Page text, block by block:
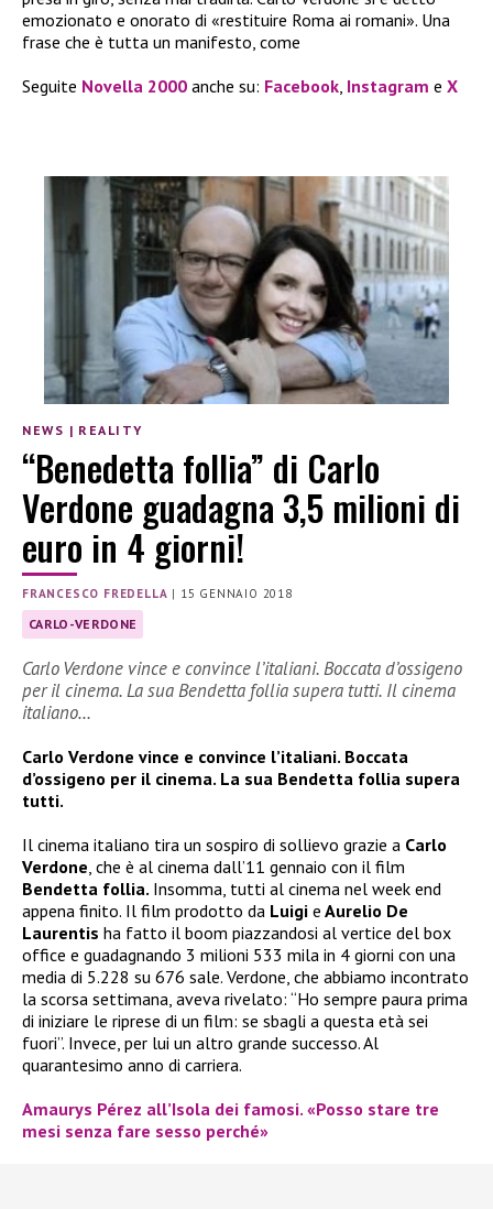
emozionato e onorato di «restituire Roma ai romani». Una
frase che è tutta un manifesto, come
Seguite Novella 2000 anche su: Facebook Instagram e X
NEWS | REALITY
“Benedetta follia” di Carlo
Verdone guadagna 3,5 milioni di
euro in 4 giorni!
FRANCESCO FREDELLA | 15 GENNAIO 2018
CARLO-VERDONE
Carlo Verdone vince e convince l’italiani. Boccata d’ossigeno
per il cinema. La sua Bendetta follia supera tutti. Il cinema
italiano…
Carlo Verdone vince e convince l’italiani. Boccata
d’ossigeno per il cinema. La sua Bendetta follia supera
tutti.
Il cinema italiano tira un sospiro di sollievo grazie a Carlo
Verdone, che è al cinema dall’11 gennaio con il film
Bendetta follia. Insomma, tutti al cinema nel week end
appena finito. Il film prodotto da Luigi e Aurelio De
Laurentis ha fatto il boom piazzandosi al vertice del box
office e guadagnando 3 milioni 533 mila in 4 giorni con una
media di 5.228 su 676 sale. Verdone, che abbiamo incontrato
la scorsa settimana, aveva rivelato: “Ho sempre paura prima
di iniziare le riprese di un film: se sbagli a questa età sei
fuori”. Invece, per lui un altro grande successo. Al
quarantesimo anno di carriera.
Amaurys Pérez all’Isola dei famosi. «Posso stare tre
mesi senza fare sesso perché»